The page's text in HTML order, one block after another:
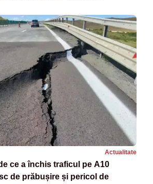
Actualitate
ce a închis traficul pe A10
de prăbușire și pericol de